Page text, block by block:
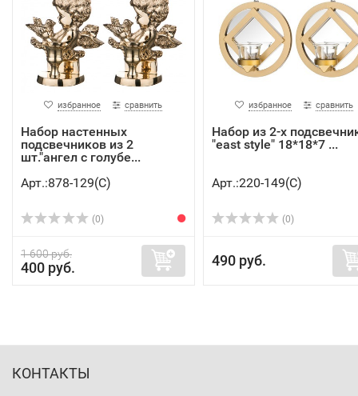
избранное сравнить
Набор настенных
подсвечников из 2
шт."ангел с голубе...
Арт.:878-129(C)
(0)
1 600 руб.
400 руб.
избранное сравнить
Набор из 2-х
"east style" 18*18*7 ...
Арт.:220-149(C)
(0)
490 руб.
КОНТАКТЫ